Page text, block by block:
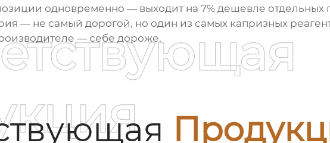
одновременно — выходит на 7% дешевле отдельных
— не самый дорогой, но один из самых капризных
— себе дороже.